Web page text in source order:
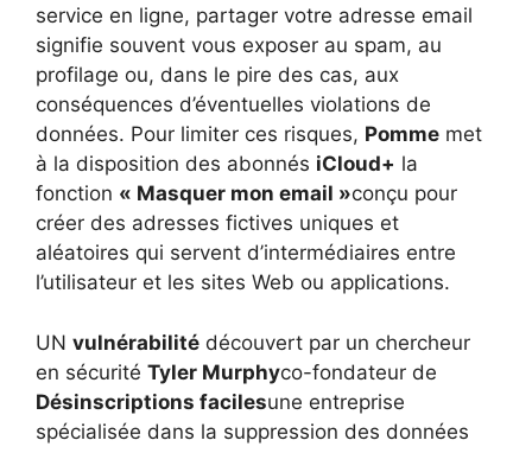
service en ligne, partager votre adresse email
signifie souvent vous exposer au spam, au
profilage ou, dans le pire des cas, aux
conséquences d’éventuelles violations de
données. Pour limiter ces risques, Pomme met
à la disposition des abonnés iCloud+ la
fonction « Masquer mon email »conçu pour
créer des adresses fictives uniques et
aléatoires qui servent d’intermédiaires entre
l’utilisateur et les sites Web ou applications.
UN vulnérabilité découvert par un chercheur
en sécurité Tyler Murphyco-fondateur de
Désinscriptions facilesune entreprise
spécialisée dans la suppression des données